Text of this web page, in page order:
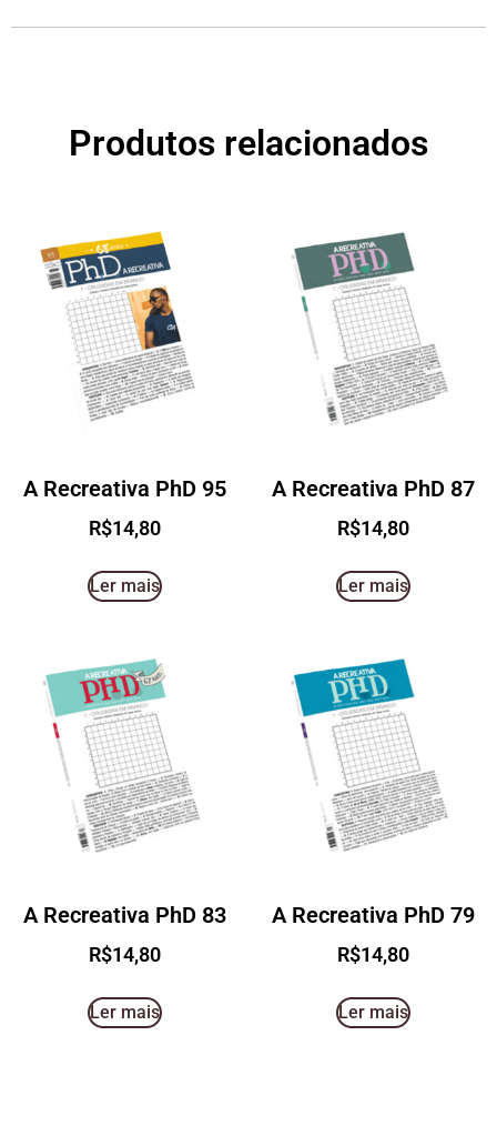
Produtos relacionados
A Recreativa PhD 95
R$14,80
Ler mais
A Recreativa PhD 87
R$14,80
Ler mais
A Recreativa PhD 83
R$14,80
Ler mais
A Recreativa PhD 79
R$14,80
Ler mais